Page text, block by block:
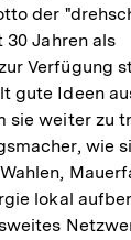
der
Jahren als
Verfügung
gute Ideen
sie weiter zu
wie
lokal